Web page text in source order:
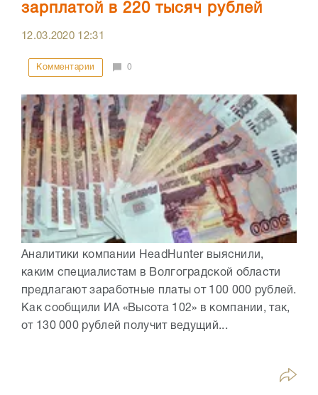
зарплатой в 220 тысяч рублей
12.03.2020 12:31
Комментарии 0
Аналитики компании HeadHunter выяснили,
каким специалистам в Волгоградской области
предлагают заработные платы от 100 000 рублей.
Как сообщили ИА «Высота 102» в компании, так,
от 130 000 рублей получит ведущий...